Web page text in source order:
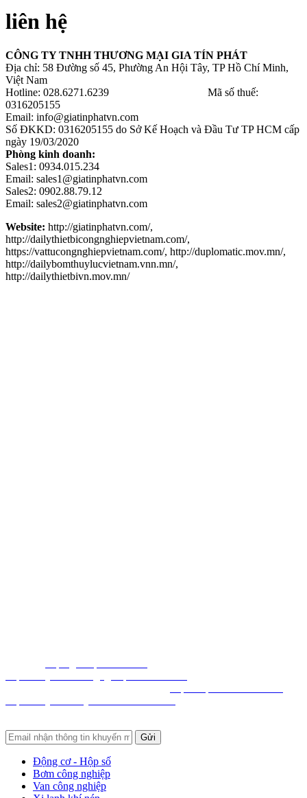
liên hệ
CÔNG TY TNHH THƯƠNG MẠI GIA TÍN PHÁT
Địa chỉ: 58 Đường số 45, Phường An Hội Tây, TP Hồ Chí Minh,
Việt Nam
Hotline: 028.6271.6239 Mã số thuế:
0316205155
Email: info@giatinphatvn.com
Số ĐKKD: 0316205155 do Sở Kế Hoạch và Đầu Tư TP HCM cấp
ngày 19/03/2020
Phòng kinh doanh:
Sales1: 0934.015.234
Email: sales1@giatinphatvn.com
Sales2: 0902.88.79.12
Email: sales2@giatinphatvn.com
Website: http://giatinphatvn.com/,
http://dailythietbicongnghiepvietnam.com/,
https://vattucongnghiepvietnam.com/, http://duplomatic.mov.mn/,
http://dailybomthuylucvietnam.vnn.mn/,
http://dailythietbivn.mov.mn/
Động cơ - Hộp số
Bơm công nghiệp
Van công nghiệp